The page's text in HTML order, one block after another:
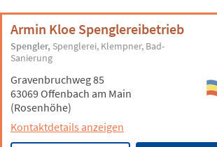
Armin Kloe Spenglereibetrieb
Spengler Spenglerei Klempner Bad-
Sanierung
Gravenbruchweg 85
63069 Offenbach am Main
(Rosenhöhe)
Kontaktdetails anzeigen